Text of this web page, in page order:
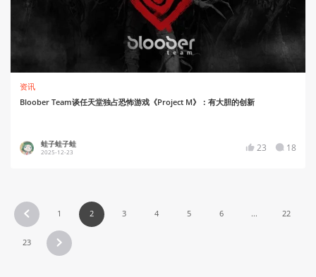
资讯
Bloober Team谈任天堂独占恐怖游戏《Project M》：有大胆的创新
蛙子蛙子蛙
2025-12-23 23 18
1 2 3 4 5 6 ... 22
23